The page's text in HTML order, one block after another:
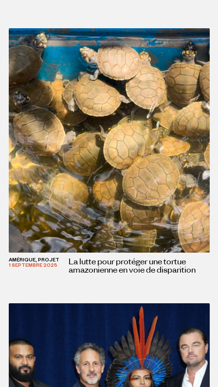
AMÉRIQUE, PROJET
1 SEPTEMBRE 2025
La lutte pour protéger une tortue
amazonienne en voie de disparition